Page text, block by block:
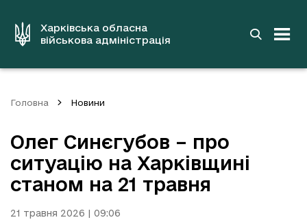
вмістуХарківська обласна
військова адміністрація
Головна Новини
Олег Синєгубов – про
ситуацію на Харківщині
станом на 21 травня
21 травня 2026 | 09:06